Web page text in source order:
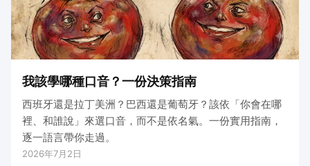
我該學哪種口音？一份決策指南
西班牙還是拉丁美洲？巴西還是葡萄牙？該依「你會在哪
裡、和誰說」來選口音，而不是依名氣。一份實用指南，
逐一語言帶你走過。
2026年7月2日